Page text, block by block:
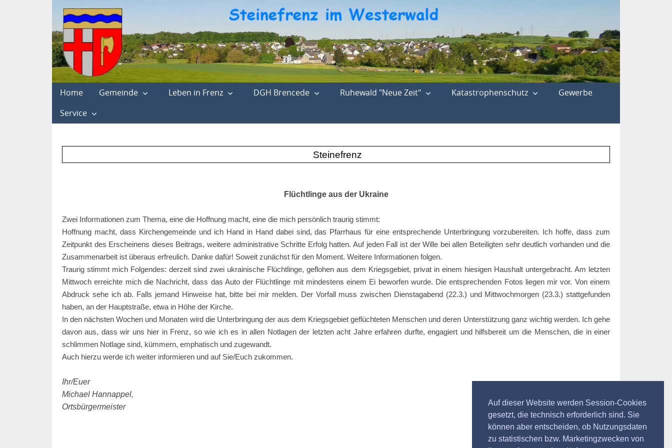
Auf dieser Website werden Session-Cookies
gesetzt, die technisch erforderlich sind. Sie
können aber entscheiden, ob Nutzungsdaten
zu statistischen bzw. Marketingzwecken von
Home Gemeinde Leben in Frenz DGH Brencede Ruhewald "Neue Zeit" Katastrophenschutz
Gewerbe
Service
Steinefrenz
Flüchtlinge aus der Ukraine
Zwei Informationen zum Thema, eine die Hoffnung macht, eine die mich persönlich traurig stimmt:
Hoffnung macht, dass Kirchengemeinde und ich Hand in Hand dabei sind, das Pfarrhaus für eine entsprechende Unterbringung vorzubereiten. Ich hoffe, dass zum
Zeitpunkt des Erscheinens dieses Beitrags, weitere administrative Schritte Erfolg hatten. Auf jeden Fall ist der Wille bei allen Beteiligten sehr deutlich vorhanden und die
Zusammenarbeit ist überaus erfreulich. Danke dafür! Soweit zunächst für den Moment. Weitere Informationen folgen.
Traurig stimmt mich Folgendes: derzeit sind zwei ukrainische Flüchtlinge, geflohen aus dem Kriegsgebiet, privat in einem hiesigen Haushalt untergebracht. Am letzten
Mittwoch erreichte mich die Nachricht, dass das Auto der Flüchtlinge mit mindestens einem Ei beworfen wurde. Die entsprechenden Fotos liegen mir vor. Von einem
Abdruck sehe ich ab. Falls jemand Hinweise hat, bitte bei mir melden. Der Vorfall muss zwischen Dienstagabend (22.3.) und Mittwochmorgen (23.3.) stattgefunden
haben, an der Hauptstraße, etwa in Höhe der Kirche.
In den nächsten Wochen und Monaten wird die Unterbringung der aus dem Kriegsgebiet geflüchteten Menschen und deren Unterstützung ganz wichtig werden. Ich gehe
davon aus, dass wir uns hier in Frenz, so wie ich es in allen Notlagen der letzten acht Jahre erfahren durfte, engagiert und hilfsbereit um die Menschen, die in einer
schlimmen Notlage sind, kümmern, emphatisch und zugewandt.
Auch hierzu werde ich weiter informieren und auf Sie/Euch zukommen.
Ihr/Euer
Michael Hannappel,
Ortsbürgermeister